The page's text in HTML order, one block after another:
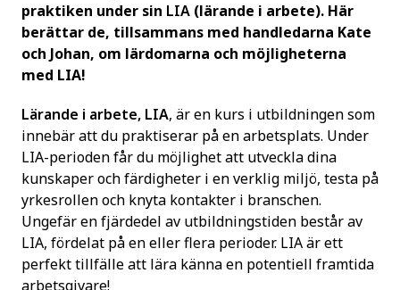
praktiken under sin LIA (lärande i arbete). Här
berättar de, tillsammans med handledarna Kate
och Johan, om lärdomarna och möjligheterna
med LIA!
Lärande i arbete, LIA, är en kurs i utbildningen som
innebär att du praktiserar på en arbetsplats. Under
LIA-perioden får du möjlighet att utveckla dina
kunskaper och färdigheter i en verklig miljö, testa på
yrkesrollen och knyta kontakter i branschen.
Ungefär en fjärdedel av utbildningstiden består av
LIA, fördelat på en eller flera perioder. LIA är ett
perfekt tillfälle att lära känna en potentiell framtida
arbetsgivare!